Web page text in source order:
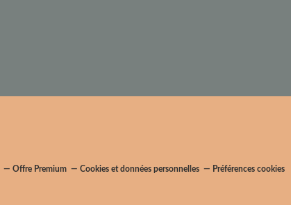
Offre Premium Cookies et données personnelles Préférences cookies